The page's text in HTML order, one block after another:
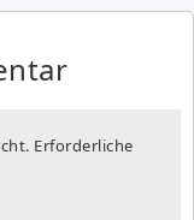
Erforderliche